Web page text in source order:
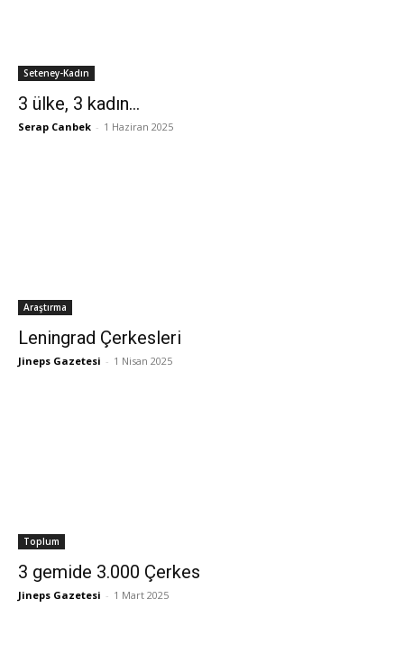
Seteney-Kadın
3 ülke, 3 kadın…
Serap Canbek - 1 Haziran 2025
Araştırma
Leningrad Çerkesleri
Jineps Gazetesi - 1 Nisan 2025
Toplum
3 gemide 3.000 Çerkes
Jineps Gazetesi - 1 Mart 2025